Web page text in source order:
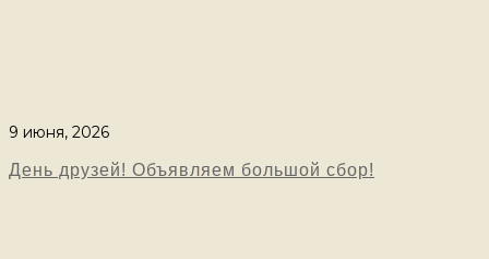
9 июня, 2026
День друзей! Объявляем большой сбор!